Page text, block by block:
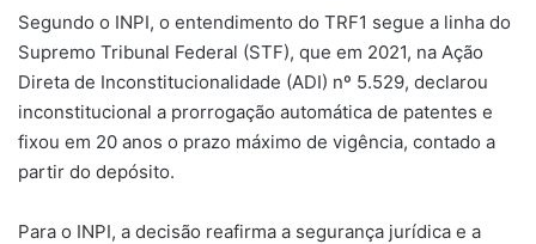
Segundo o INPI, o entendimento do TRF1 segue a linha do
Supremo Tribunal Federal (STF), que em 2021, na Ação
Direta de Inconstitucionalidade (ADI) nº 5.529, declarou
inconstitucional a prorrogação automática de patentes e
fixou em 20 anos o prazo máximo de vigência, contado a
partir do depósito.
Para o INPI, a decisão reafirma a segurança jurídica e a